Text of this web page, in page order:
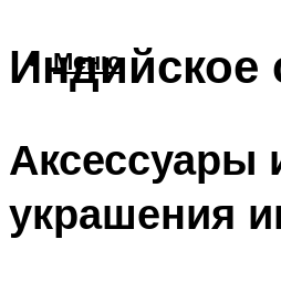
Меню
Индийское
Аксессуары
украшения